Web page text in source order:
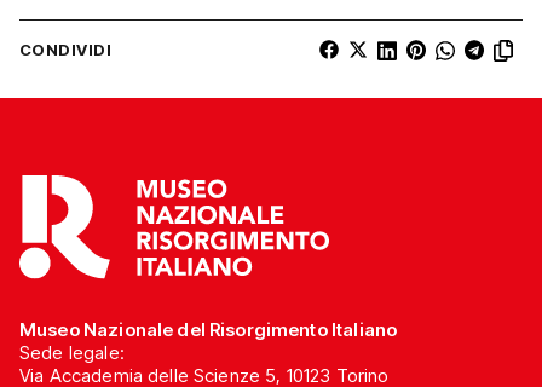
CONDIVIDI
Museo Nazionale del Risorgimento Italiano
Sede legale:
Via Accademia delle Scienze 5, 10123 Torino